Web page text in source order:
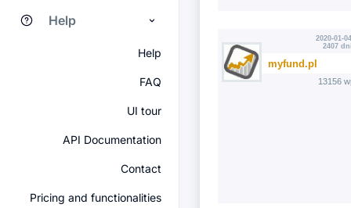
Help
Help
FAQ
UI tour
API Documentation
Contact
Pricing and functionalities
2020-01-
2407
myfund.pl
13156